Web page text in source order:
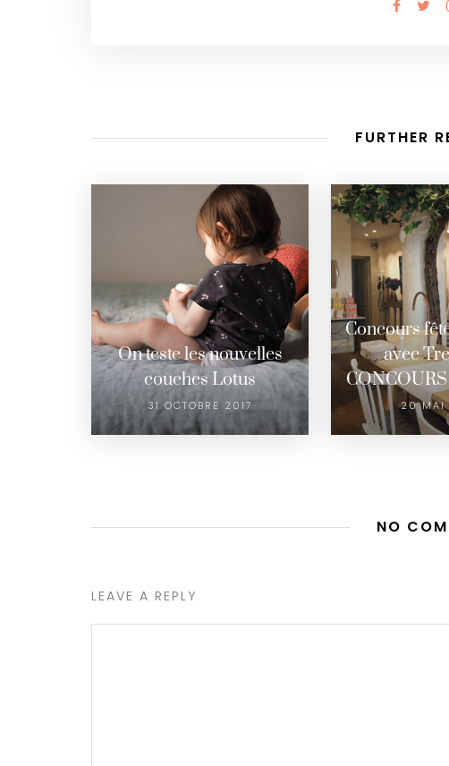
FURTHER
On teste les nouvelles
couches Lotus
31 OCTOBRE 2017
Concours
avec
20 MAI
NO
LEAVE A REPLY